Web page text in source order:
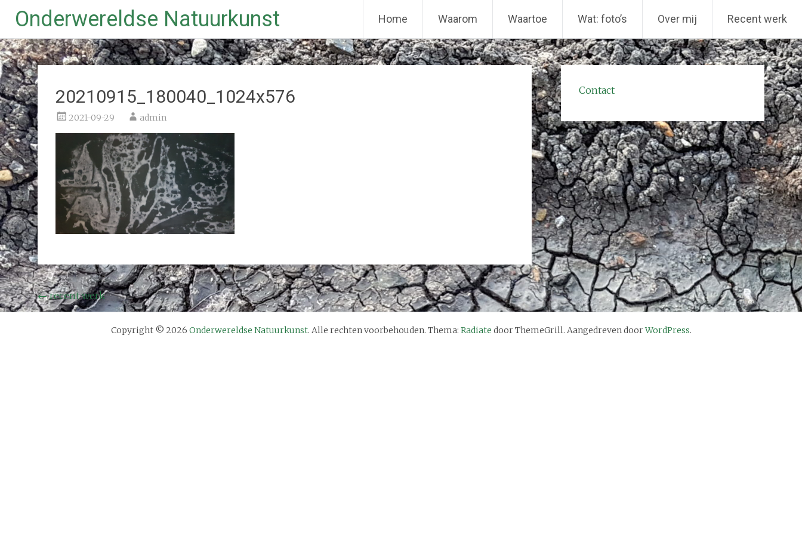
Ga
naar
de
inhoud
Onderwereldse Natuurkunst Home Waarom Waartoe Wat: foto’s Over mij Recent werk
20210915_180040_1024x576
2021-09-29 admin
Bericht
navigatie
←recent werk
Contact
Copyright © 2026 Onderwereldse Natuurkunst. Alle rechten voorbehouden. Thema: Radiate door ThemeGrill. Aangedreven doorWordPress.